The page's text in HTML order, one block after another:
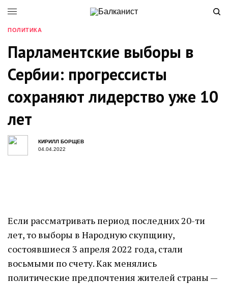
ПОЛИТИКА
Парламентские выборы в
Сербии: прогрессисты
сохраняют лидерство уже 10
лет
КИРИЛЛ БОРЩЕВ
04.04.2022
Если рассматривать период последних 20-ти
лет, то выборы в Народную скупщину,
состоявшиеся 3 апреля 2022 года, стали
восьмыми по счету. Как менялись
политические предпочтения жителей страны —